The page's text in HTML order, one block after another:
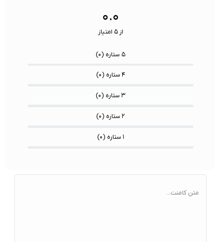
۰.۰
از ۵ امتیاز
۵ ستاره ( ۰)
۴ ستاره ( ۰)
۳ ستاره ( ۰)
۲ ستاره ( ۰)
۱ ستاره ( ۰)
متن کامنت...